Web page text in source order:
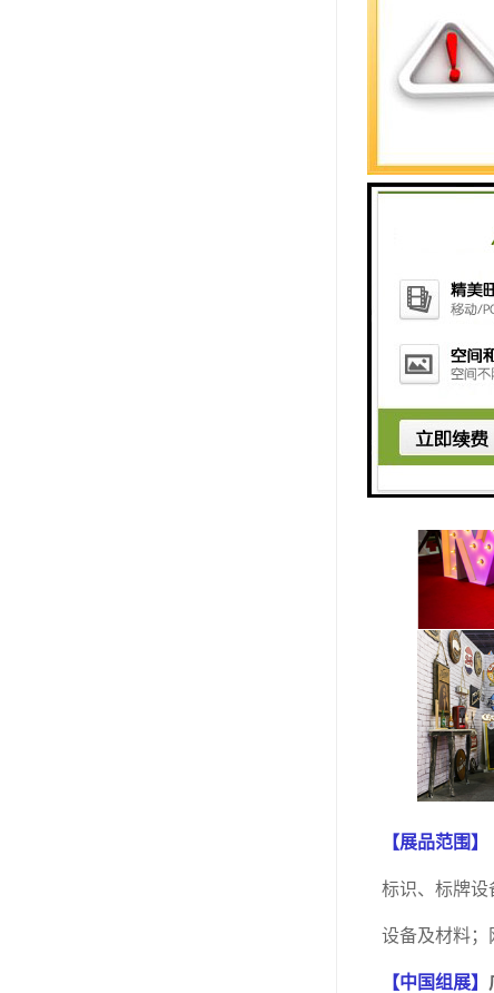
墨西哥是
公里的边界
易往来提供
济的发展带动
墨西哥
经济比较发
（G20）成
由贸易区和
对全球投资
【展品范围】
标识、标牌设
设备及材料；
【中国组展】